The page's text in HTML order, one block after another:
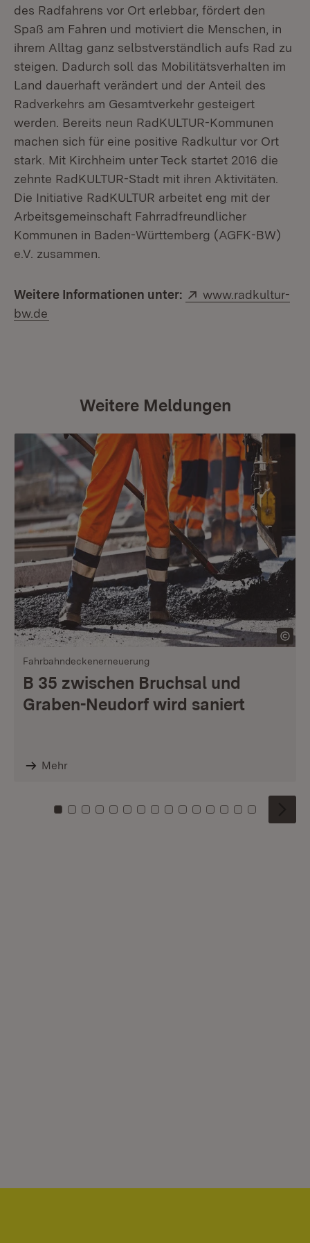
des Radfahrens vor Ort erlebbar, fördert den
Spaß am Fahren und motiviert die Menschen, in
ihrem Alltag ganz selbstverständlich aufs Rad zu
steigen. Dadurch soll das Mobilitätsverhalten im
Land dauerhaft verändert und der Anteil des
Radverkehrs am Gesamtverkehr gesteigert
werden. Bereits neun RadKULTUR-Kommunen
machen sich für eine positive Radkultur vor Ort
stark. Mit Kirchheim unter Teck startet 2016 die
zehnte RadKULTUR-Stadt mit ihren Aktivitäten.
Die Initiative RadKULTUR arbeitet eng mit der
Arbeitsgemeinschaft Fahrradfreundlicher
Kommunen in Baden-Württemberg (AGFK-BW)
e.V. zusammen.
Weitere Informationen unter: Extern:
www.radkultur-
bw.de
Weitere Meldungen
Fahrbahndeckenerneuerung
B 35 zwischen Bruchsal und
Graben-Neudorf wird saniert
Mehr
Zu Kachel: 0
Zu Kachel: 1
Zu Kachel: 2
Zu Kachel: 3
Zu Kachel: 4
Zu Kachel: 5
Zu Kachel: 6
Zu Kachel: 7
Zu Kachel: 8
Zu Kachel: 9
Zu Kachel: 10
Zu Kachel: 11
Zu Kachel: 12
Zu Kachel:
Zu